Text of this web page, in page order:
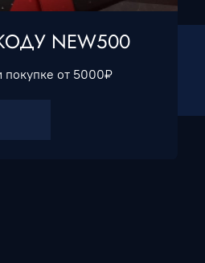
NEW500
покупке от 5000₽